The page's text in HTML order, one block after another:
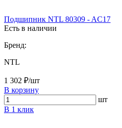
Подшипник NTL 80309 - AC17
Есть в наличии
Бренд:
NTL
1 302 ₽/шт
В корзину
шт
В 1 клик